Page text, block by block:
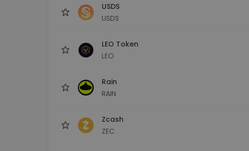
USDS
USDS
LEO Token
LEO
Rain
RAIN
Zcash
ZEC